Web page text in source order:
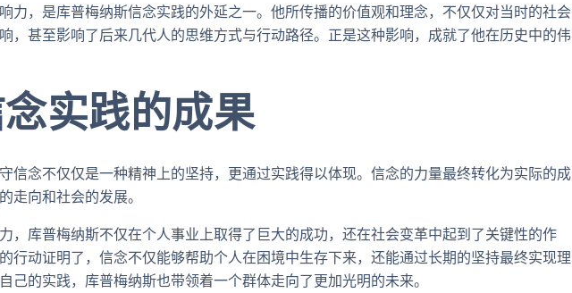
力，是库普梅纳斯信念实践的外延之一。他所传播的价值观和理念，不仅仅对当时的社会
，甚至影响了后来几代人的思维方式与行动路径。正是这种影响，成就了他在历史中的伟
实践的成果
信念不仅仅是一种精神上的坚持，更通过实践得以体现。信念的力量最终转化为实际的成
走向和社会的发展。
，库普梅纳斯不仅在个人事业上取得了巨大的成功，还在社会变革中起到了关键性的作
行动证明了，信念不仅能够帮助个人在困境中生存下来，还能通过长期的坚持最终实现理
己的实践，库普梅纳斯也带领着一个群体走向了更加光明的未来。